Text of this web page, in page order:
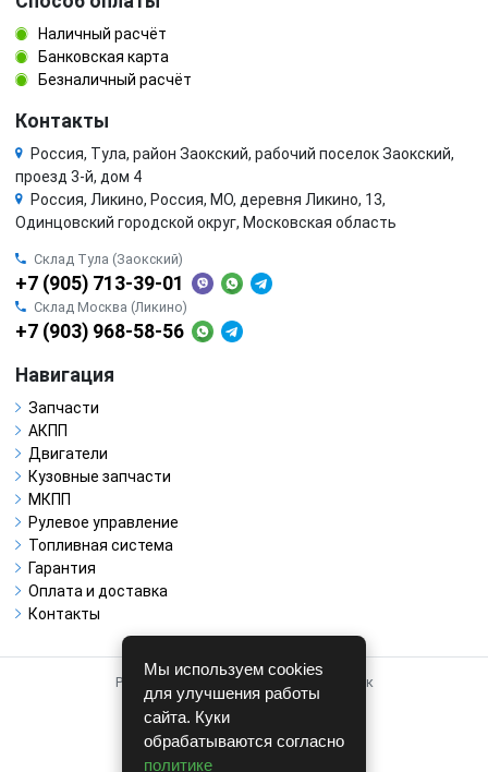
Наличный расчёт
Банковская карта
Безналичный расчёт
Контакты
Россия, Тула, район Заокский, рабочий поселок Заокский,
проезд 3-й, дом 4
Россия, Ликино, Россия, МО, деревня Ликино, 13,
Одинцовский городской округ, Московская область
Склад Тула (Заокский)
+7 (905) 713-39-01
Склад Москва (Ликино)
+7 (903) 968-58-56
Навигация
Запчасти
АКПП
Двигатели
Кузовные запчасти
МКПП
Рулевое управление
Топливная система
Гарантия
Оплата и доставка
Контакты
Работает на системе для авторазборок
CARRO.БИЗНЕС
Полная версия
Мы используем cookies
для улучшения работы
сайта. Куки
обрабатываются согласно
политике